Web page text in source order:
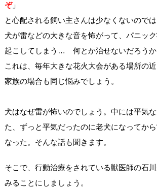
ぞ」
と心配される飼い主さんは少なくないのでは
犬が雷などの大きな音を怖がって、パニッ
起こしてしまう… 何とか治せないだろうか
これは、毎年大きな花火大会がある場所の
家族の場合も同じ悩みでしょう。
犬はなぜ雷が怖いのでしょう。中には平気
た、ずっと平気だったのに老犬になってか
なった。そんな話も聞きます。
そこで、行動治療をされている獣医師の石
みることにしましょう。